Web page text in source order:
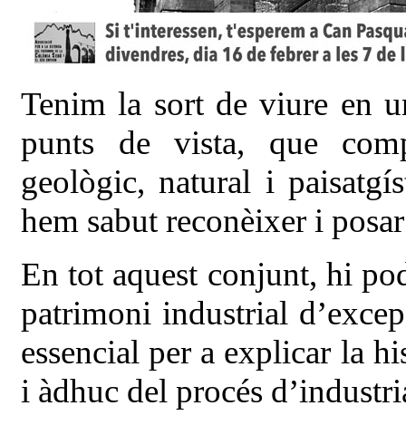
Tenim la sort de viure en
punts de vista, que
geològic, natural i
hem sabut reconèixer i
En tot aquest conjunt, hi
patrimoni industrial
essencial per a explicar la
i àdhuc del procés